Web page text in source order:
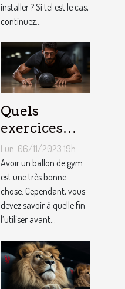
installer ? Si tel est le cas,
continuez...
Quels
exercices
pouvez-vous
faire avec un
ballon de
gym ?
Lun. 06/11/2023 19h
Avoir un ballon de gym
est une très bonne
chose. Cependant, vous
devez savoir à quelle fin
l’utiliser avant...